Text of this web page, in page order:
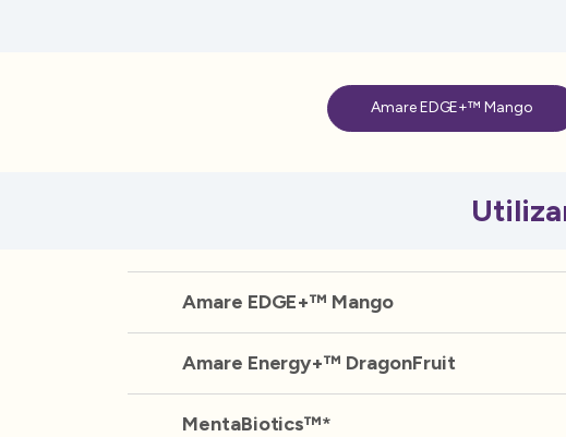
Amare EDGE+™ Mango
Amare EDGE+™ Mango
Amare Energy+™ DragonFruit
MentaBiotics™*